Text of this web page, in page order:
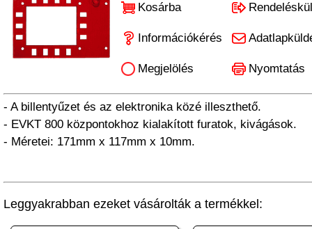
Kosárba
Információkérés
Megjelölés Nyomtatás
- A billentyűzet és az elektronika közé illeszthető.
- EVKT 800 központokhoz kialakított furatok, kivágások.
- Méretei: 171mm x 117mm x 10mm.
Leggyakrabban ezeket vásárolták a termékkel: